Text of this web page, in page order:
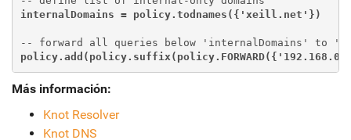
internalDomains = policy.todnames({'xeill.net'})
Más información:
Knot Resolver
Knot DNS